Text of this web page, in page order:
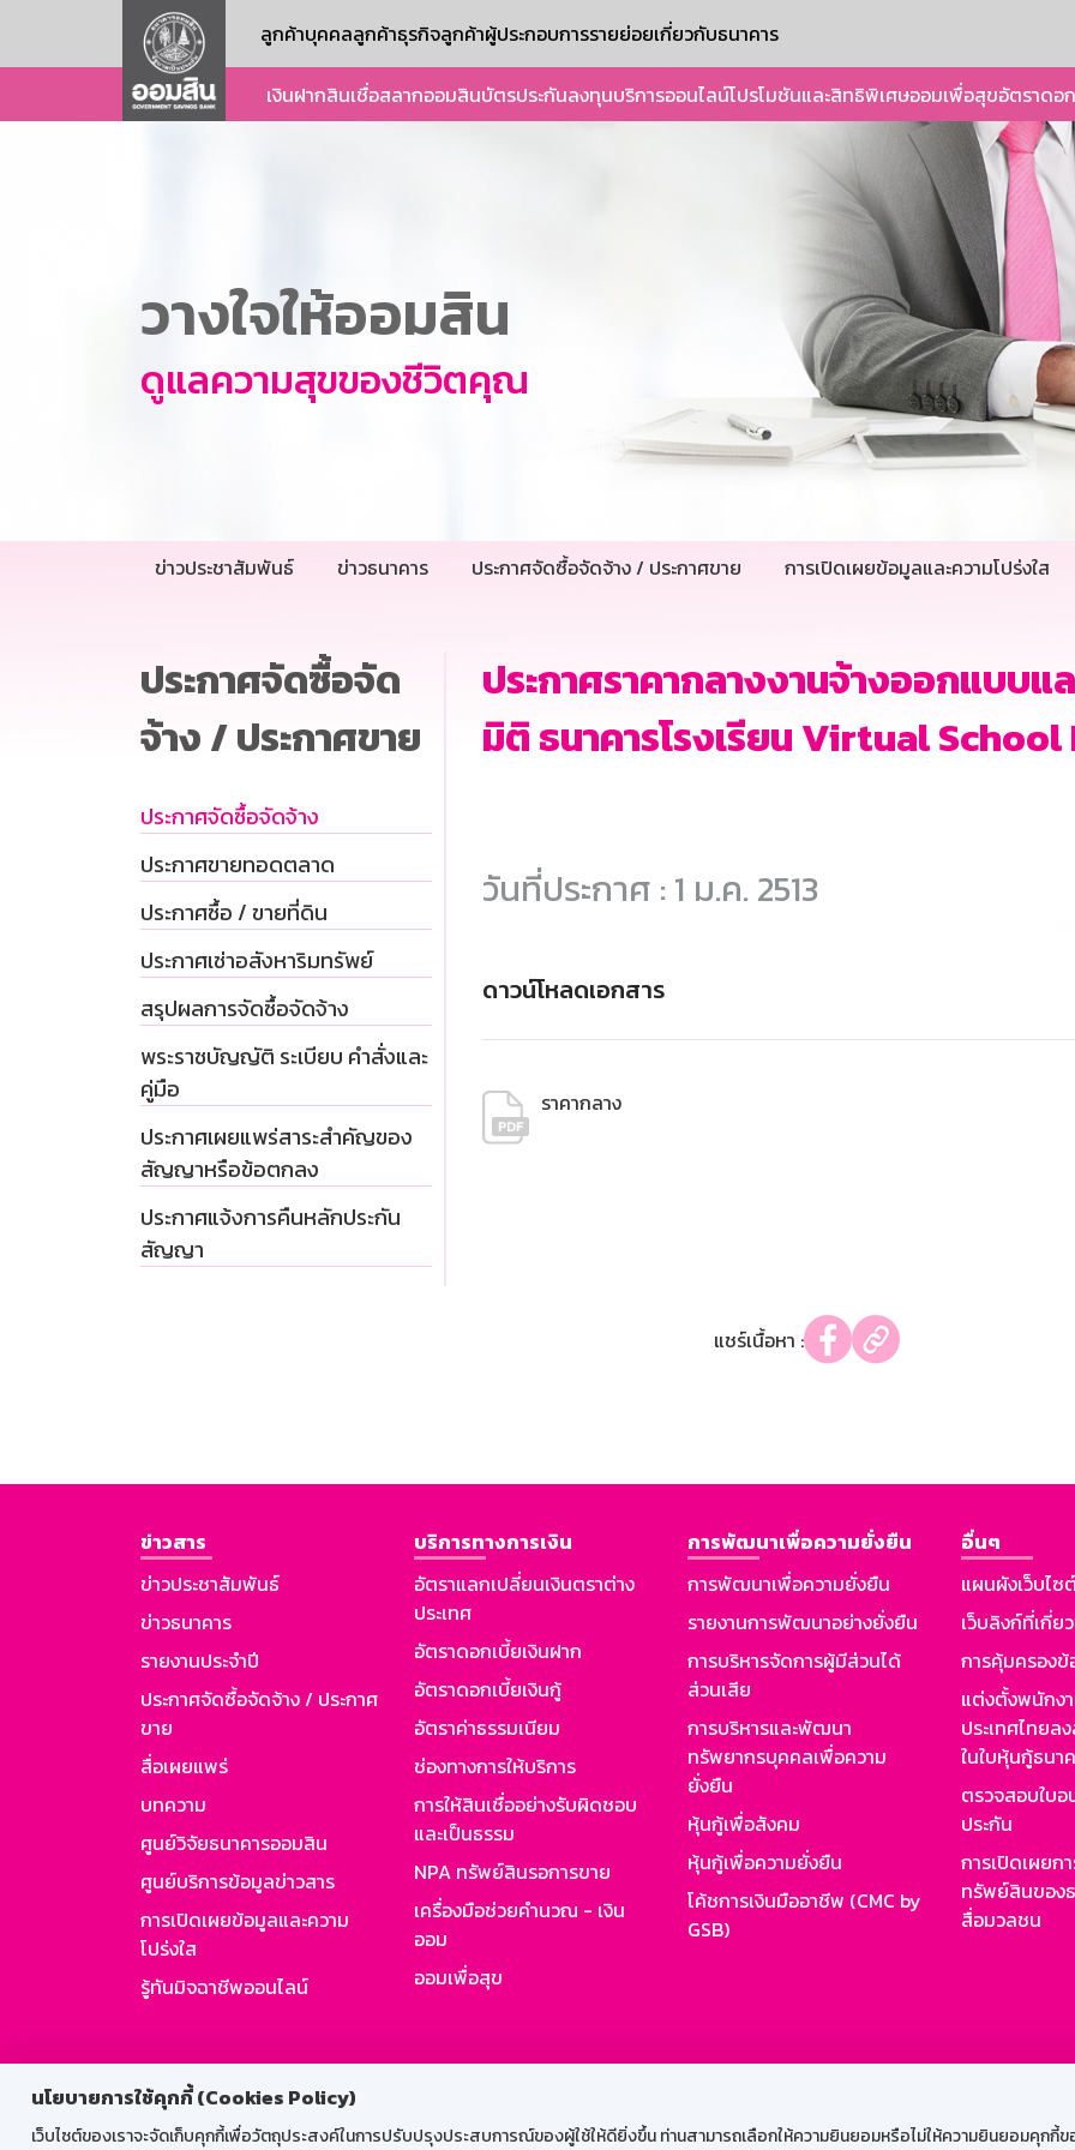
นโยบายการใช้คุกกี้ (Cookies Policy)
เว็บไซต์ของเราจะจัดเก็บคุกกี้เพื่อวัตถุประสงค์ในการปรับปรุงประสบการณ์ของผู้ใช้ให้ดียิ่งขึ้น ท่านสามารถเลือกให้ความยินยอมหรือไม่ให้ความยินยอมคุกกี้ข
ลูกค้าบุคคลลูกค้าธุรกิจลูกค้าผู้ประกอบการรายย่อยเกี่ยวกับธนาคาร
เงินฝากสินเชื่อสลากออมสินบัตรประกันลงทุนบริการออนไลน์โปรโมชันและสิทธิพิเศษออมเพื่อสุขอัตราดอ
วางใจให้ออมสิน
ดูแลความสุขของชีวิตคุณ
ข่าวประชาสัมพันธ์ ข่าวธนาคาร ประกาศจัดซื้อจัดจ้าง / ประกาศขาย การเปิดเผยข้อมูลและความโปร่งใส
ประกาศจัดซื้อจัด
จ้าง / ประกาศขาย
ประกาศจัดซื้อจัดจ้าง
ประกาศขายทอดตลาด
ประกาศซื้อ / ขายที่ดิน
ประกาศเช่าอสังหาริมทรัพย์
สรุปผลการจัดซื้อจัดจ้าง
พระราชบัญญัติ ระเบียบ คำสั่งและ
คู่มือ
ประกาศเผยแพร่สาระสำคัญของ
สัญญาหรือข้อตกลง
ประกาศแจ้งการคืนหลักประกัน
สัญญา
ประกาศราคากลางงานจ้างออกแบบ
มิติ ธนาคารโรงเรียน Virtual
วันที่ประกาศ : 1 ม.ค. 2513
ดาวน์โหลดเอกสาร
ราคากลาง
แชร์เนื้อหา :
ข่าวสาร
ข่าวประชาสัมพันธ์
ข่าวธนาคาร
รายงานประจำปี
ประกาศจัดซื้อจัดจ้าง / ประกาศ
ขาย
สื่อเผยแพร่
บทความ
ศูนย์วิจัยธนาคารออมสิน
ศูนย์บริการข้อมูลข่าวสาร
การเปิดเผยข้อมูลและความ
โปร่งใส
รู้ทันมิจฉาชีพออนไลน์
บริการทางการเงิน
อัตราแลกเปลี่ยนเงินตราต่าง
ประเทศ
อัตราดอกเบี้ยเงินฝาก
อัตราดอกเบี้ยเงินกู้
อัตราค่าธรรมเนียม
ช่องทางการให้บริการ
การให้สินเชื่ออย่างรับผิดชอบ
และเป็นธรรม
NPA ทรัพย์สินรอการขาย
เครื่องมือช่วยคำนวณ - เงิน
ออม
ออมเพื่อสุข
การพัฒนาเพื่อความยั่งยืน
การพัฒนาเพื่อความยั่งยืน
รายงานการพัฒนาอย่างยั่งยืน
การบริหารจัดการผู้มีส่วนได้
ส่วนเสีย
การบริหารและพัฒนา
ทรัพยากรบุคคลเพื่อความ
ยั่งยืน
หุ้นกู้เพื่อสังคม
หุ้นกู้เพื่อความยั่งยืน
โค้ชการเงินมืออาชีพ (CMC by
GSB)
อื่นๆ
แผนผังเว็บไซ
เว็บลิงก์ที่เกี่ย
การคุ้มครอง
แต่งตั้งพนักง
ประเทศไทยล
ในใบหุ้นกู้ธนา
ตรวจสอบใบ
ประกัน
การเปิดเผยก
ทรัพย์สินของ
สื่อมวลชน